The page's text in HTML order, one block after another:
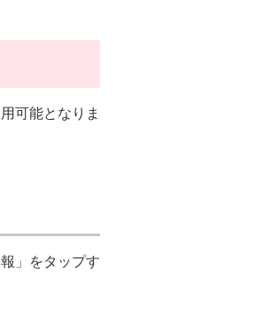
可能となりま
」をタップす